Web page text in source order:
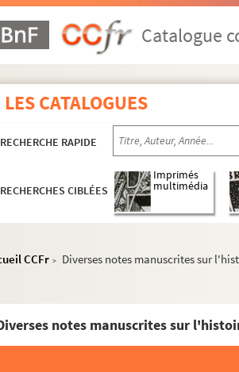
Catalogue
LES CATALOGUES
RECHERCHE RAPIDE
RECHERCHES CIBLÉES
Imprimés
multimédia
CCFr > Diverses notes manuscrites sur
notes manuscrites sur
MS 1187-1191. Alsatiques divers
MS 1192-1198. L'Alsace au XVII siècle -